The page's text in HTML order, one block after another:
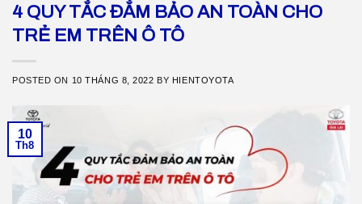
4 QUY TẮC ĐẲM BẢO AN TOÀN CHO
TRẺ EM TRÊN Ô TÔ
POSTED ON 10 THÁNG 8, 2022 BY HIENTOYOTA
10
Th8